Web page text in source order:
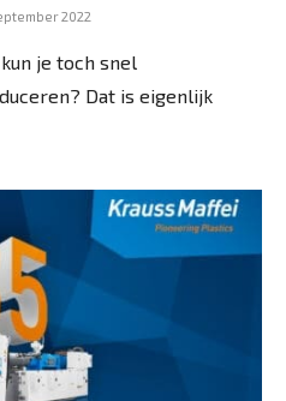
2022
je toch snel
Dat is eigenlijk